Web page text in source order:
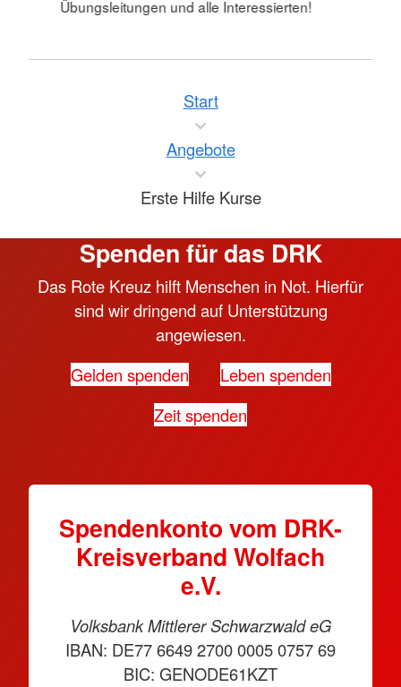
Übungsleitungen und alle Interessierten!
Start
Angebote
Erste Hilfe Kurse
Spenden für das DRK
Das Rote Kreuz hilft Menschen in Not. Hierfür
sind wir dringend auf Unterstützung
angewiesen.
Gelden spenden
Leben spenden
Zeit spenden
Spendenkonto vom DRK-
Kreisverband Wolfach
e.V.
Volksbank Mittlerer Schwarzwald eG
IBAN: DE77 6649 2700 0005 0757 69
BIC: GENODE61KZT